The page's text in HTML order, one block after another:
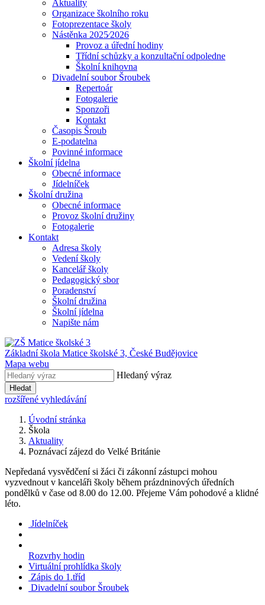
Aktuality
Organizace školního roku
Fotoprezentace školy
Nástěnka 2025⁄2026
Provoz a úřední hodiny
Třídní schůzky a konzultační odpoledne
Školní knihovna
Divadelní soubor Šroubek
Repertoár
Fotogalerie
Sponzoři
Kontakt
Časopis Šroub
E-podatelna
Povinné informace
Školní jídelna
Obecné informace
Jídelníček
Školní družina
Obecné informace
Provoz školní družiny
Fotogalerie
Kontakt
Adresa školy
Vedení školy
Kancelář školy
Pedagogický sbor
Poradenství
Školní družina
Školní jídelna
Napište nám
Základní škola Matice školské 3, České Budějovice
Mapa webu
Hledaný výraz
Hledat
rozšířené vyhledávání
Úvodní stránka
Škola
Aktuality
Poznávací zájezd do Velké Británie
Nepředaná vysvědčení si žáci či zákonní zástupci mohou
vyzvednout v kanceláři školy během prázdninových úředních
pondělků v čase od 8.00 do 12.00. Přejeme Vám pohodové a klidné
léto.
Jídelníček
Rozvrhy hodin
Virtuální prohlídka školy
Zápis do 1.tříd
Divadelní soubor Šroubek